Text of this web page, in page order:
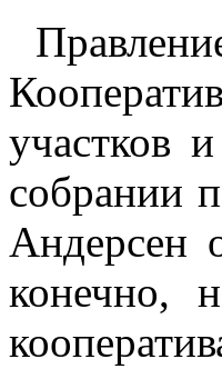
участков
собрании
Андерсен
конечно,